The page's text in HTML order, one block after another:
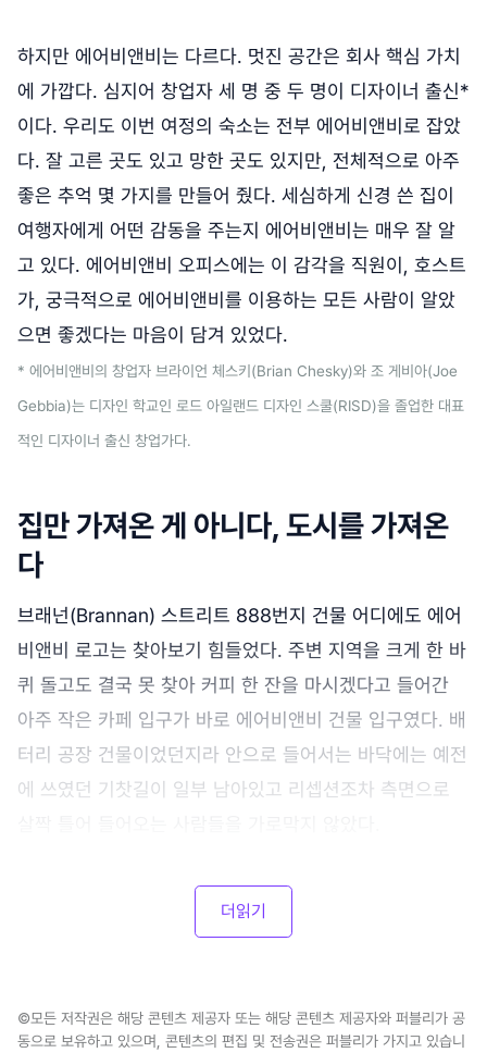
하지만 에어비앤비는 다르다. 멋진 공간은 회사 핵심 가치
에 가깝다. 심지어 창업자 세 명 중 두 명이 디자이너 출신*
이다. 우리도 이번 여정의 숙소는 전부 에어비앤비로 잡았
다. 잘 고른 곳도 있고 망한 곳도 있지만, 전체적으로 아주
좋은 추억 몇 가지를 만들어 줬다. 세심하게 신경 쓴 집이
여행자에게 어떤 감동을 주는지 에어비앤비는 매우 잘 알
고 있다. 에어비앤비 오피스에는 이 감각을 직원이, 호스트
가, 궁극적으로 에어비앤비를 이용하는 모든 사람이 알았
으면 좋겠다는 마음이 담겨 있었다.
* 에어비앤비의 창업자 브라이언 체스키(Brian Chesky)와 조 게비아(Joe
Gebbia)는 디자인 학교인 로드 아일랜드 디자인 스쿨(RISD)을 졸업한 대표
적인 디자이너 출신 창업가다.
집만 가져온 게 아니다, 도시를 가져온
다
브래넌(Brannan) 스트리트 888번지 건물 어디에도 에어
비앤비 로고는 찾아보기 힘들었다. 주변 지역을 크게 한 바
퀴 돌고도 결국 못 찾아 커피 한 잔을 마시겠다고 들어간
아주 작은 카페 입구가 바로 에어비앤비 건물 입구였다. 배
터리 공장 건물이었던지라 안으로 들어서는 바닥에는 예전
에 쓰였던 기찻길이 일부 남아있고 리셉션조차 측면으로
더읽기
©모든 저작권은 해당 콘텐츠 제공자 또는 해당 콘텐츠 제공자와 퍼블리가 공
동으로 보유하고 있으며, 콘텐츠의 편집 및 전송권은 퍼블리가 가지고 있습니